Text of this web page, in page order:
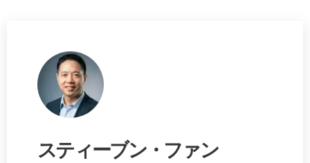
スティーブン・ファン